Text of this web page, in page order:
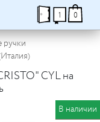
1 0
ручки
CYL на
В наличии